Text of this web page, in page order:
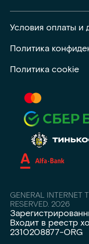
Условия оплаты и
Политика
Политика cookie
GENERAL INTERNET
RESERVED. 2026
Входит в реестр
2310208877-ORG